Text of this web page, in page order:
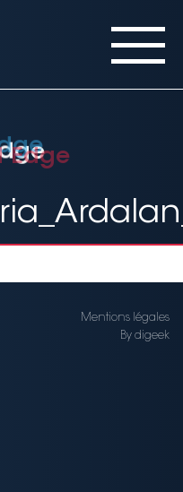
Edge
Mentions légales
By digeek